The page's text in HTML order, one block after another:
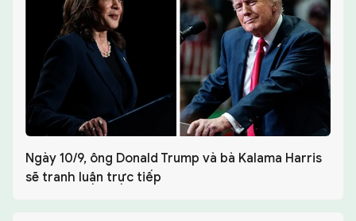
Ngày 10/9, ông Donald Trump và bà Kalama Harris
sẽ tranh luận trực tiếp